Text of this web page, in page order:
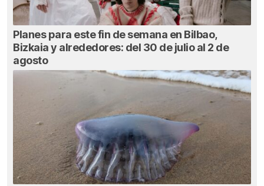
Planes para este fin de semana en Bilbao,
Bizkaia y alrededores: del 30 de julio al 2 de
agosto